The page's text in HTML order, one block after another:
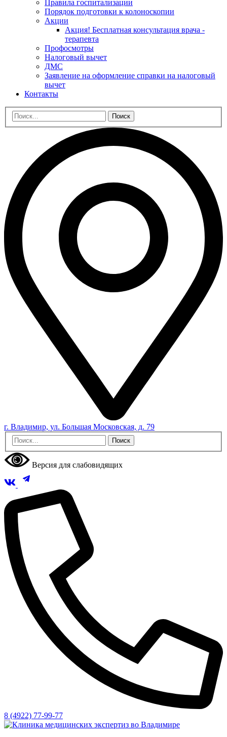
Правила госпитализации
Порядок подготовки к колоноскопии
Акции
Акция! Бесплатная консультация врача -
терапевта
Профосмотры
Налоговый вычет
ДМС
Заявление на оформление справки на налоговый
вычет
Контакты
г. Владимир, ул. Большая Московская, д. 79
Версия для слабовидящих
8 (4922) 77-99-77